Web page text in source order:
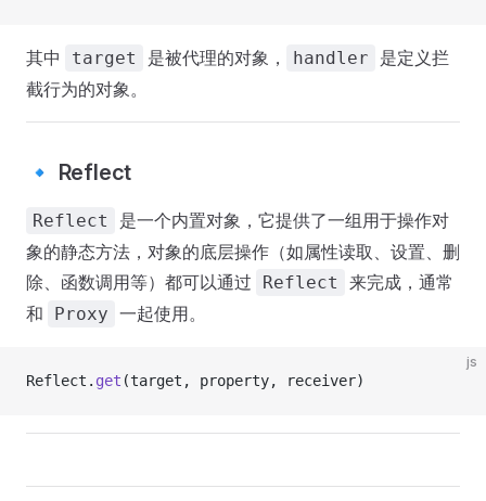
其中 target 是被代理的对象， handler
是定义拦
截行为的对象。
🔹 Reflect
Reflect
是一个内置对象，它提供了一组用于操作对
象的静态方法，对象的底层操作（如属性读取、设置、删
除、函数调用等）都可以通过
Reflect
来完成，通常
和
Proxy 一起使用。
js
Reflect. get (target, property, receiver)